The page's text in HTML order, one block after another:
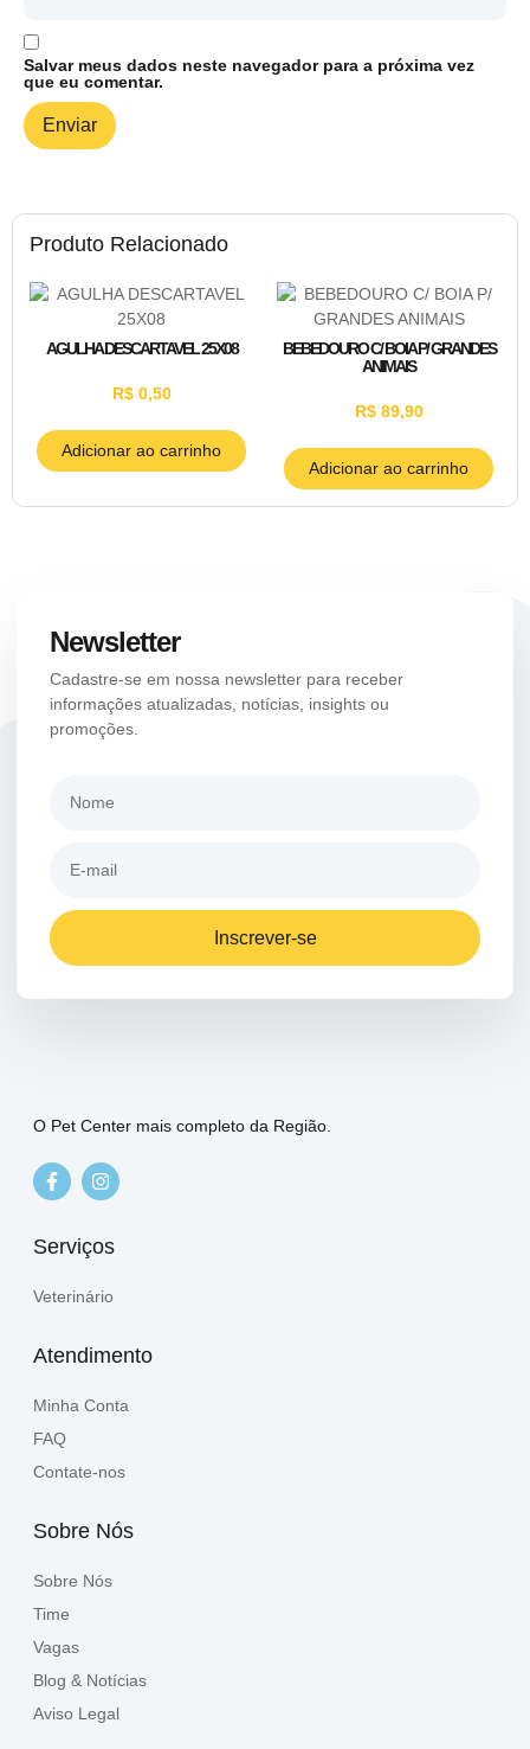
Produto Relacionado
AGULHA DESCARTAVEL 25X08
R$0,50
Adicionar ao carrinho
BEBEDOURO C/ BOIA P/ GRANDES
ANIMAIS
R$89,90
Adicionar ao carrinho
Salvar meus dados neste navegador para a próxima vez
que eu comentar.
Newsletter
Cadastre-se em nossa newsletter para receber
informações atualizadas, notícias, insights ou
promoções.
Inscrever-se
O Pet Center mais completo da Região.
Serviços
Veterinário
Atendimento
Minha Conta
FAQ
Contate-nos
Sobre Nós
Sobre Nós
Time
Vagas
Blog & Notícias
Aviso Legal